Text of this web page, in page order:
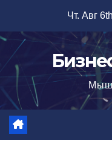
содержимому
Чт. Авг